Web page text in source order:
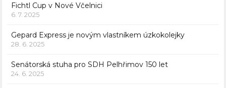
Fichtl Cup v Nové Včelnici
6. 7. 2025
Gepard Express je novým vlastníkem úzkokolejky
28. 6. 2025
Senátorská stuha pro SDH Pelhřimov 150 let
24. 6. 2025